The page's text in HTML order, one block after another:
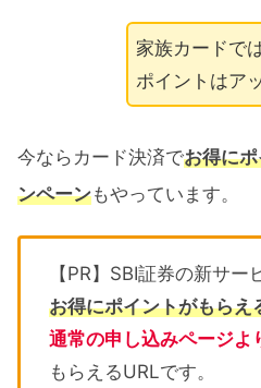
家族カードで
ポイントはア
今ならカード決済でお得に
ンペーンもやっています。
【PR】SBI証券の新サー
お得にポイントがもらえ
通常の申し込みページよ
もらえるURLです。